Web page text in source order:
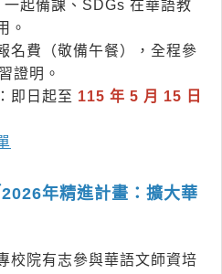
一起備課、SDGs 在華語教
。
名費（敬備午餐），全程參
證明。
：即日起至 115 年 5 月 15 日
年精進計畫：擴大華
校院有志參與華語文師資培